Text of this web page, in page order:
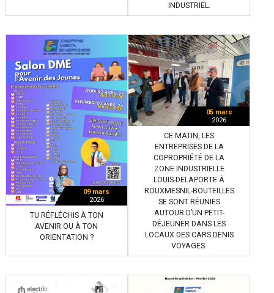
INDUSTRIEL.
09 mars
2026
TU RÉFLÉCHIS À TON
AVENIR OU À TON
ORIENTATION ?
05 mars
2026
CE MATIN, LES
ENTREPRISES DE LA
COPROPRIÉTÉ DE LA
ZONE INDUSTRIELLE
LOUIS-DELAPORTE À
ROUXMESNIL-BOUTEILLES
SE SONT RÉUNIES
AUTOUR D’UN PETIT-
DÉJEUNER DANS LES
LOCAUX DES CARS DENIS
VOYAGES.